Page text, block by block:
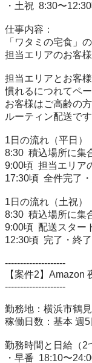
・土祝  8:30〜
仕事内容：
「ワタミの宅食」
担当エリアのお客
担当エリアとお客
慣れるにつれてペ
お客様はご高齢の
ルーティン配送で
1日の流れ（平日）
8:30  積込場所に集
9:00頃  担当エリア
17:30頃  全件完了
1日の流れ（土祝）
8:30  積込場所に集
9:00頃  配送スター
12:30頃  完了・終
--------------------
【案件2】Amazon
--------------------
勤務地：横浜市鶴
稼働日数：基本 週
勤務時間と日給（2
・早番  18:10〜